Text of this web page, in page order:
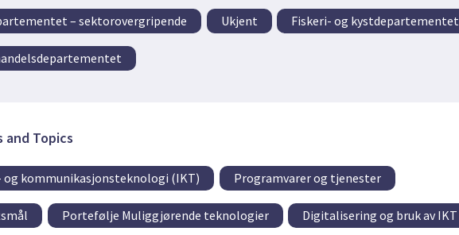
– sektorovergripende Ukjent Fiskeri- og kystdepartementet
and Topics
kommunikasjonsteknologi (IKT) Programvarer og tjenester
Portefølje Muliggjørende teknologier Digitalisering og bruk av IKT